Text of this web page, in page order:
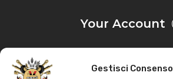
Gestisci Consenso
Your Account
Privacy & Cookie